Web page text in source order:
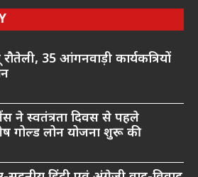
35 आंगनवाड़ी कार्यकत्रियों
स्वतंत्रता दिवस से पहले
गोल्ड लोन योजना शुरू की